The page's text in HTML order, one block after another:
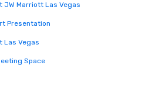
JW Marriott Las Vegas
Presentation
Las Vegas
Space